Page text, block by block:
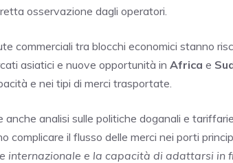
osservazione dagli operatori.
commerciali tra blocchi economici stanno
asiatici e nuove opportunità in Africa e
e nei tipi di merci trasportate.
anche analisi sulle politiche doganali e
complicare il flusso delle merci nei porti
internazionale e la capacità di adattarsi in